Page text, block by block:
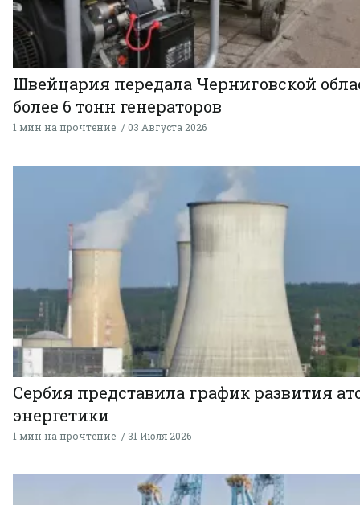
Швейцария передала Черниговской
более 6 тонн генераторов
1 мин на прочтение 03 Августа 2026
Сербия представила график развития
энергетики
1 мин на прочтение 31 Июля 2026